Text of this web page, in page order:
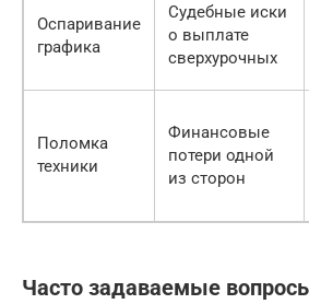
Оспаривание
графика
Судебные иски
о выплате
сверхурочных
Поломка
техники
Финансовые
потери одной
из сторон
Часто задаваемые